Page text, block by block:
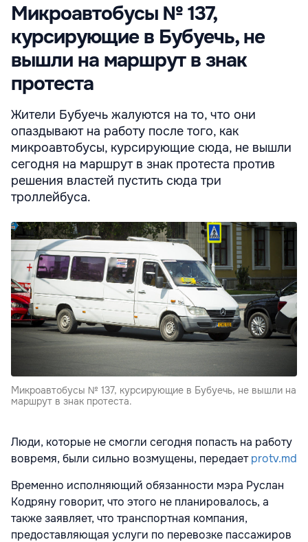
Микроавтобусы № 137,
курсирующие в Бубуечь, не
вышли на маршрут в знак
протеста
Жители Бубуечь жалуются на то, что они
опаздывают на работу после того, как
микроавтобусы, курсирующие сюда, не вышли
сегодня на маршрут в знак протеста против
решения властей пустить сюда три
троллейбуса.
Микроавтобусы № 137, курсирующие в Бубуечь, не вышли на
маршрут в знак протеста.
Люди, которые не смогли сегодня попасть на работу
вовремя, были сильно возмущены, передаетprotv.md
Временно исполняющий обязанности мэра Руслан
Кодряну говорит, что этого не планировалось, а
также заявляет, что транспортная компания,
предоставляющая услуги по перевозке пассажиров